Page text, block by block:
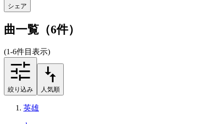
シェア
曲一覧（6件）
(1-6件目表示)
絞り込み 人気順
英雄